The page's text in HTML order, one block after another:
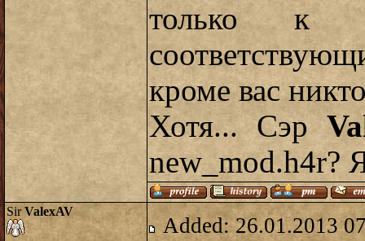
только к
кроме вас
Хотя... Сэр
new_mod.h4r?
SirValexAV
Added: 26.01.2013